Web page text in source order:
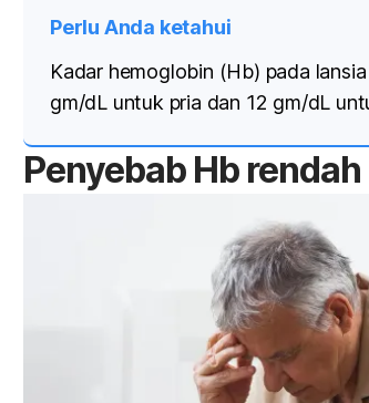
Perlu Anda ketahui
Kadar hemoglobin (Hb) pada
gm/dL untuk pria dan 12 gm/dL
Penyebab Hb